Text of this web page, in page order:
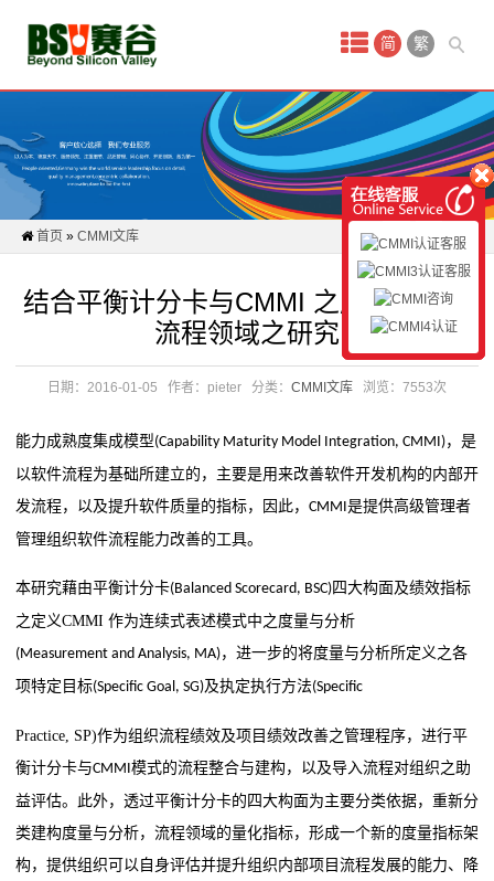
简 繁
首页 » CMMI文库
结合平衡计分卡与CMMI 之度量与分析
流程领域之研究
日期：2016-01-05 作者：pieter 分类： CMMI文库 浏览：7553次
能力成熟度集成模型(Capability Maturity Model Integration, CMMI)，是
以软件流程为基础所建立的，主要是用来改善软件开发机构的内部开
发流程，以及提升软件质量的指标，因此， CMMI是提供高级管理者
管理组织软件流程能力改善的工具。
本研究藉由平衡计分卡(Balanced Scorecard, BSC)四大构面及绩效指标
之定义CMMI 作为连续式表述模式中之度量与分析
(Measurement and Analysis, MA)，进一步的将度量与分析所定义之各
项特定目标(Specific Goal, SG)及执定执行方法(Specific
Practice, SP)作为组织流程绩效及项目绩效改善之管理程序，进行平
衡计分卡与CMMI模式的流程整合与建构，以及导入流程对组织之助
益评估。 此外，透过平衡计分卡的四大构面为主要分类依据，重新分
类建构度量与分析，流程领域的量化指标，形成一个新的度量指标架
构，提供组织可以自身评估并提升组织内部项目流程发展的能力、降
闻
态
CMMI
CMMI